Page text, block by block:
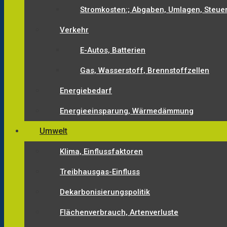
Stromkosten:; Abgaben, Umlagen,
Verkehr
E-Autos, Batterien
Gas, Wasserstoff, Brennstoffzellen
Energiebedarf
Energieeinsparung, Wärmedämmung
Umwelt
Klima, Einflussfaktoren
Treibhausgas-Einfluss
Dekarbonisierungspolitik
Flächenverbrauch, Artenverluste